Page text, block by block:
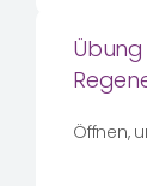
Übung
Öffnen,